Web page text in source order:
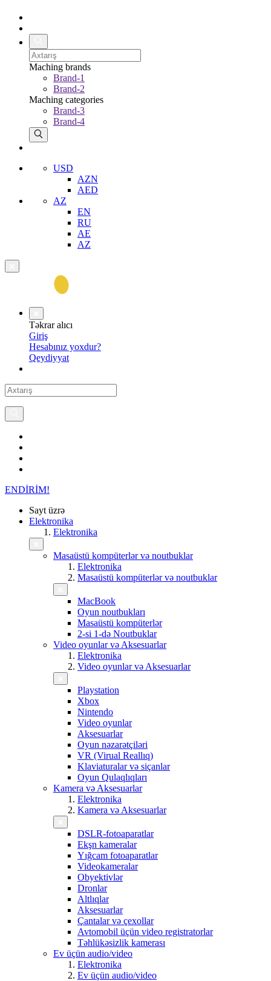
Maching brands
Brand-1
Brand-2
Maching categories
Brand-3
Brand-4
USD
AZN
AED
AZ
EN
RU
AE
AZ
Təkrar alıcı
Giriş
Hesabınız yoxdur?
Qeydiyyat
ENDİRİM!
Sayt üzrə
Elektronika
Elektronika
Masaüstü kompüterlər və noutbuklar
Elektronika
Masaüstü kompüterlər və noutbuklar
MacBook
Oyun noutbukları
Masaüstü kompüterlər
2-si 1-də Noutbuklar
Video oyunlar və Aksesuarlar
Elektronika
Video oyunlar və Aksesuarlar
Playstation
Xbox
Nintendo
Video oyunlar
Aksesuarlar
Oyun nəzarətçiləri
VR (Virual Reallıq)
Klaviaturalar və siçanlar
Oyun Qulaqlıqları
Kamera və Aksesuarlar
Elektronika
Kamera və Aksesuarlar
DSLR-fotoaparatlar
Ekşn kameralar
Yığcam fotoaparatlar
Videokameralar
Obyektivlər
Dronlar
Altlıqlar
Aksesuarlar
Çantalar və çexollar
Avtomobil üçün video registratorlar
Təhlükəsizlik kamerası
Ev üçün audio/video
Elektronika
Ev üçün audio/video